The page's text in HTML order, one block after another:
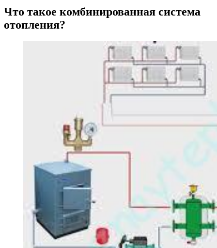
Что такое комбинированная система
отопления?